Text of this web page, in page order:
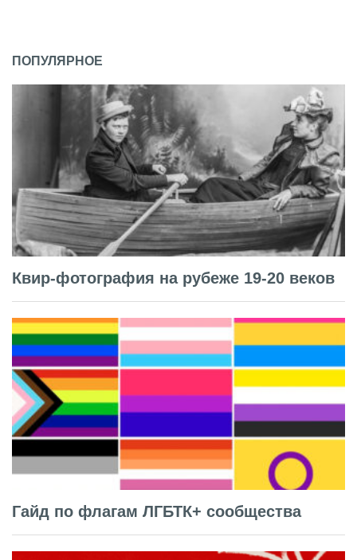
ПОПУЛЯРНОЕ
Квир-фотография на рубеже 19-20 веков
Гайд по флагам ЛГБТК+ сообщества